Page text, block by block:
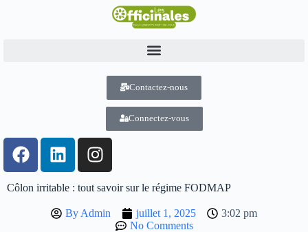
Contactez-nous
Connectez-vous
Côlon irritable : tout savoir sur le régime FODMAP
By Admin juillet 1, 2025
3:02 pm
No Comments